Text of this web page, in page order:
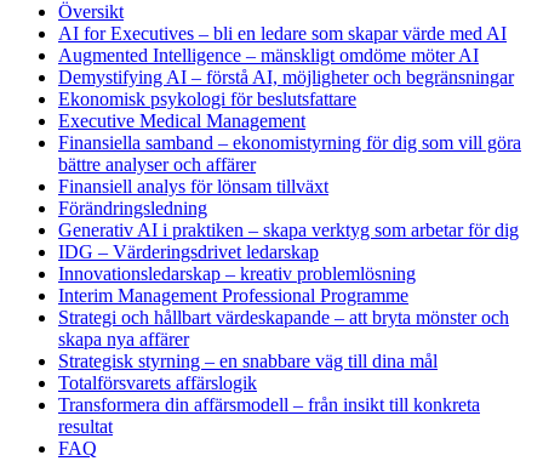
Översikt
AI for Executives – bli en ledare som skapar värde med AI
Augmented Intelligence – mänskligt omdöme möter AI
Demystifying AI – förstå AI, möjligheter och begränsningar
Ekonomisk psykologi för beslutsfattare
Executive Medical Management
Finansiella samband – ekonomistyrning för dig som vill göra
bättre analyser och affärer
Finansiell analys för lönsam tillväxt
Förändringsledning
Generativ AI i praktiken – skapa verktyg som arbetar för dig
IDG – Värderingsdrivet ledarskap
Innovationsledarskap – kreativ problemlösning
Interim Management Professional Programme
Strategi och hållbart värdeskapande – att bryta mönster och
skapa nya affärer
Strategisk styrning – en snabbare väg till dina mål
Totalförsvarets affärslogik
Transformera din affärsmodell – från insikt till konkreta
resultat
FAQ